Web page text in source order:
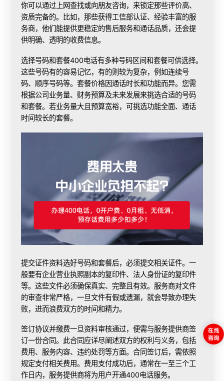
你可以通过上网查找或向朋友咨询，来锁定那些评价高、
资质完备的。比如，那些获得工信部认证、经验丰富的服
务商，他们能提供更稳定的售后服务和通话品质，还会提
供明确、透明的收费信息。
选择号码和套餐400电话有多种号码区间和套餐可供选择。
这些号码有的容易记忆，有的则较为复杂，例如连续号
码、顺序号码等。套餐价格因通话时长和功能而异。您需
根据公司业务量、财务预算及未来发展来挑选合适的号码
和套餐。若业务量大且预算宽裕，可挑选功能全面、通话
时间较长的套餐。
提交证件资料选好号码和套餐后，必须提交相关证件。一
般要有企业营业执照副本的复印件、法人身份证的复印件
等。这些文件必须确保真实、完整且有效。服务商对文件
的审查非常严格，一旦文件有假或遗漏，就会导致办理失
败，进而浪费双方的时间和精力。
签订协议并缴费一旦资料审核通过，便需与服务提供商签
订一份合同。此合同应详尽阐述双方的权利与义务，包括
费用、服务内容、违约处罚等方面。合同签订后，需依照
规定支付相关费用。费用支付成功后，通常在一至三个工
作日内，服务提供商将为用户开通400电话服务。